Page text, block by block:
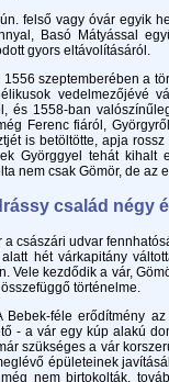
vagy óvár egyik
Basó Mátyással
gyors eltávolításáról.
szeptemberében a
vedelmezőjévé
és 1558-ban
Ferenc fiáról,
is betöltötte, apja
Györggyel tehát kihalt
nem csak Gömör, de az
család négy
udvar
hét várkapitány
Vele kezdődik a vár,
történelme.
féle erődítmény az
- a vár egy kúp alakú
szükséges a vár
épületeinek
nem birtokolták,